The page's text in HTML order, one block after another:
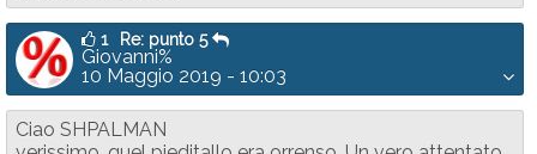
1 Re: punto 5
Giovanni%
10 Maggio 2019 - 10:03
Ciao SHPALMAN